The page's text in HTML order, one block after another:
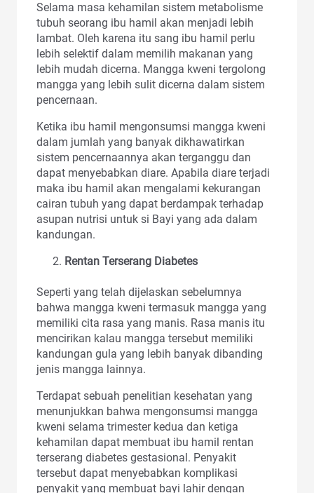
Selama masa kehamilan sistem metabolisme
tubuh seorang ibu hamil akan menjadi lebih
lambat. Oleh karena itu sang ibu hamil perlu
lebih selektif dalam memilih makanan yang
lebih mudah dicerna. Mangga kweni tergolong
mangga yang lebih sulit dicerna dalam sistem
pencernaan.
Ketika ibu hamil mengonsumsi mangga kweni
dalam jumlah yang banyak dikhawatirkan
sistem pencernaannya akan terganggu dan
dapat menyebabkan diare. Apabila diare terjadi
maka ibu hamil akan mengalami kekurangan
cairan tubuh yang dapat berdampak terhadap
asupan nutrisi untuk si Bayi yang ada dalam
kandungan.
Rentan Terserang Diabetes
Seperti yang telah dijelaskan sebelumnya
bahwa mangga kweni termasuk mangga yang
memiliki cita rasa yang manis. Rasa manis itu
mencirikan kalau mangga tersebut memiliki
kandungan gula yang lebih banyak dibanding
jenis mangga lainnya.
Terdapat sebuah penelitian kesehatan yang
menunjukkan bahwa mengonsumsi mangga
kweni selama trimester kedua dan ketiga
kehamilan dapat membuat ibu hamil rentan
terserang diabetes gestasional. Penyakit
tersebut dapat menyebabkan komplikasi
penyakit yang membuat bayi lahir dengan